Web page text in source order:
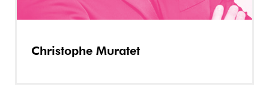
Christophe Muratet